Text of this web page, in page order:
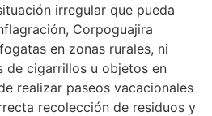
irregular que pueda
Corpoguajira
en zonas rurales, ni
de cigarrillos u objetos en
realizar paseos vacacionales
recolección de residuos y